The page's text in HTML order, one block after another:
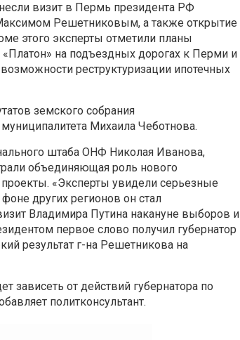
визит в Пермь президента РФ
Решетниковым, а также открытие
этого эксперты отметили планы
на подъездных дорогах к Перми и
реструктуризации ипотечных
земского собрания
Михаила Чеботнова.
штаба ОНФ Николая Иванова,
объединяющая роль нового
«Эксперты увидели серьезные
других регионов он стал
Владимира Путина накануне выборов и
первое слово получил губернатор
результат г-на Решетникова на
зависеть от действий губернатора по
политконсультант.